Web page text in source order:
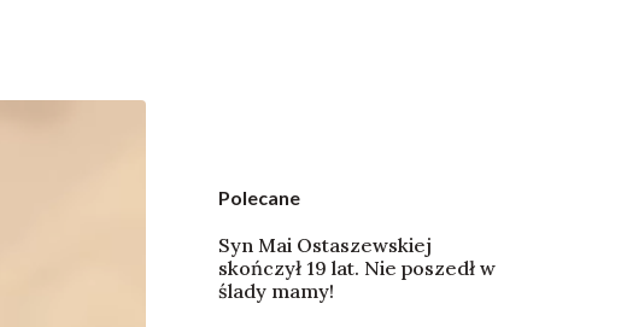
Polecane
Syn Mai Ostaszewskiej
skończył 19 lat. Nie poszedł w
ślady mamy!